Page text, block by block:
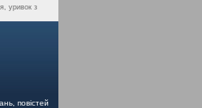
уривок з
повістей